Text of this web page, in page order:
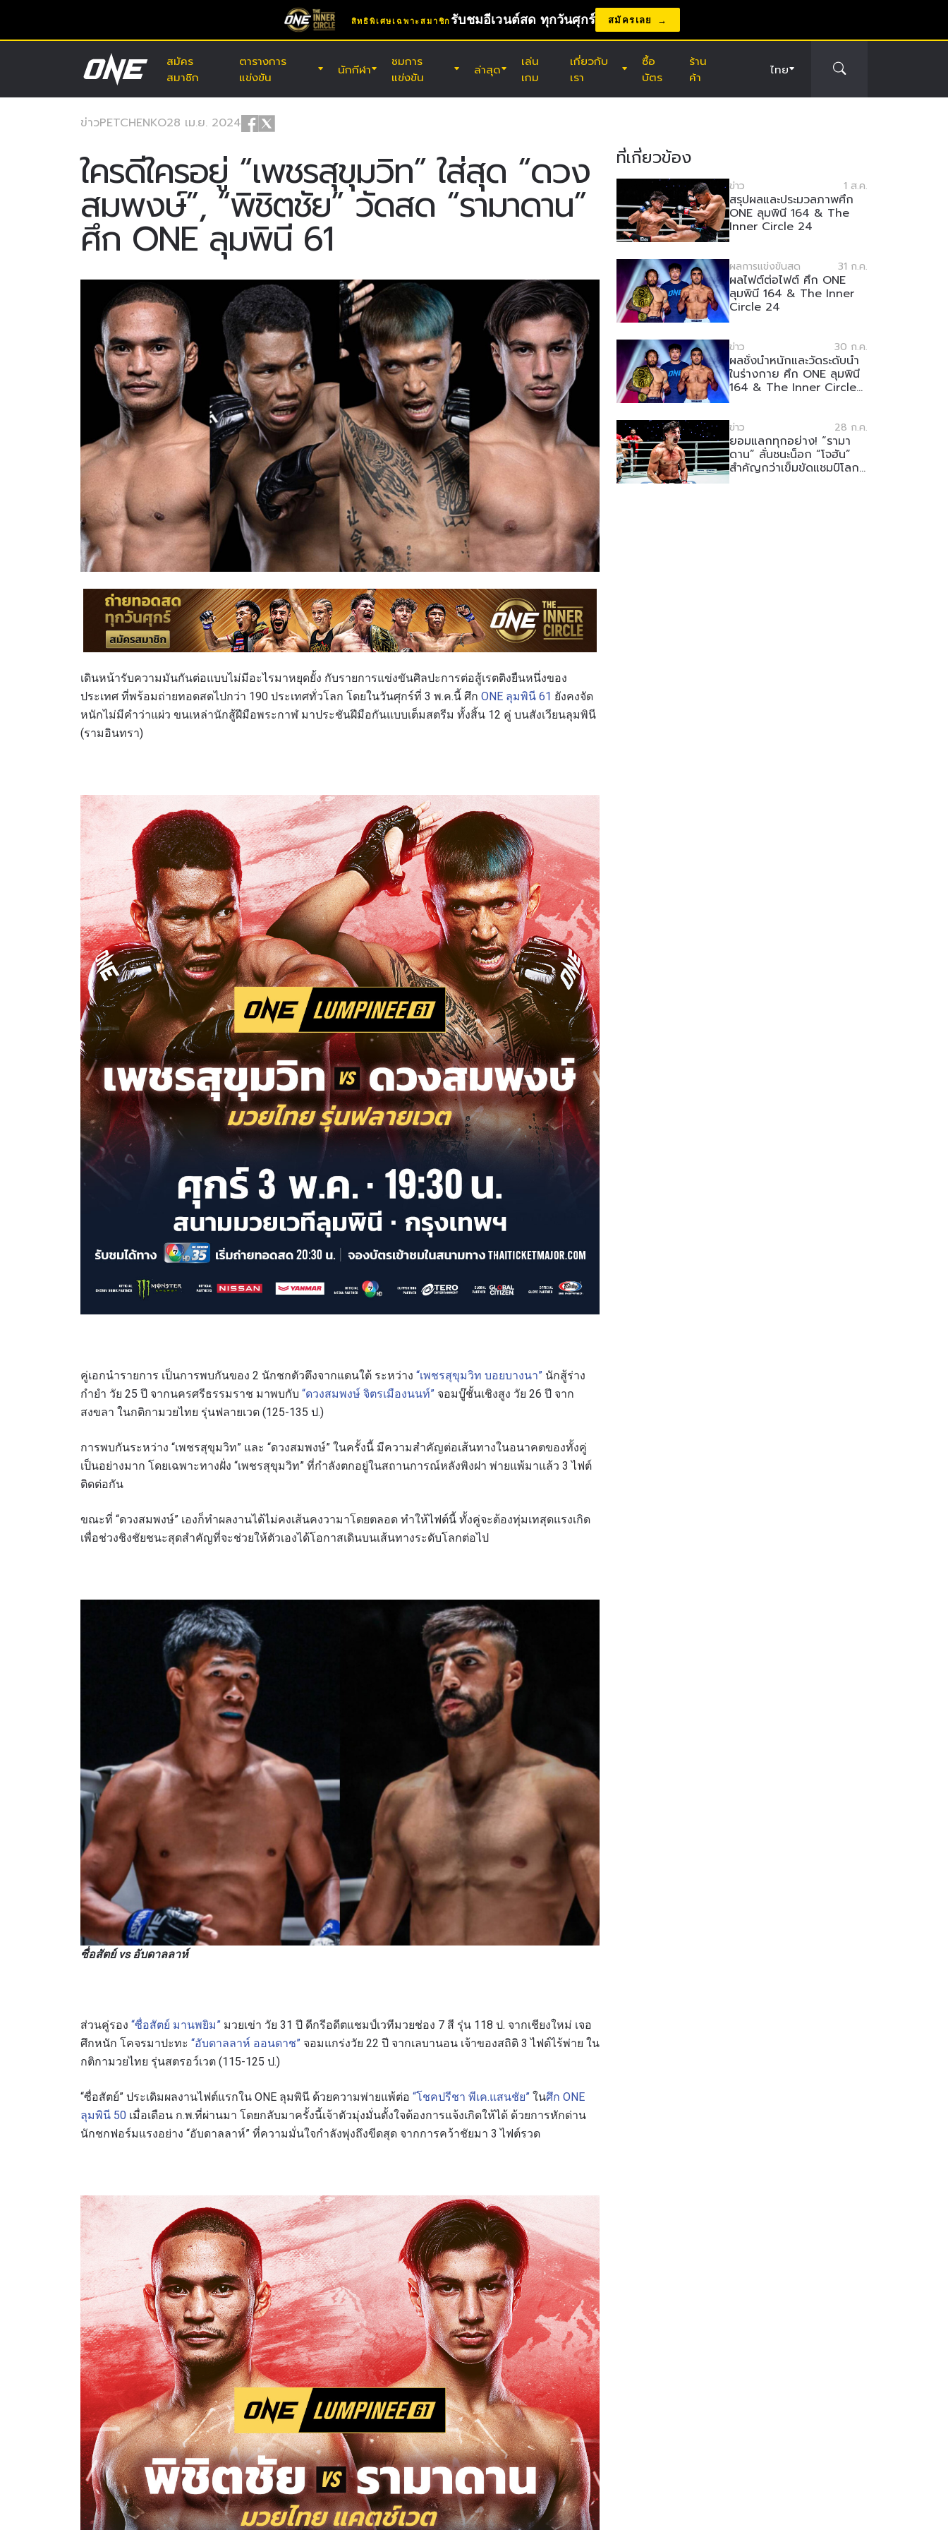
สิทธิพิเศษเฉพาะสมาชิก รับชมอีเวนต์สด ทุกวันศุกร์ สมัครเลย
สมัคร
สมาชิก
ตารางการ
แข่งขัน
25
(ส.) 8 ส.ค. 8:30 น. UTC
เอบาระ เวฟ อารีนา โอตะ, โตเกียว
นักกีฬา
ชมการ
แข่งขัน
ล่าสุด
เล่น
เกม
เกี่ยวกับ
เรา
ซื้อ
บัตร
ร้าน
ค้า
ไทย
ข่าวPETCHENKO28 เม.ย. 2024
ใครดีใครอยู่ “เพชรสุขุมวิท” ใส่สุด “ดวง
สมพงษ์”, “พิชิตชัย” วัดสด “รามาดาน”
ศึก ONE ลุมพินี 61
เดินหน้ารับความมันกันต่อแบบไม่มีอะไรมาหยุดยั้ง กับรายการแข่งขันศิลปะการต่อสู้เรตติงยืนหนึ่งของ
ประเทศ ที่พร้อมถ่ายทอดสดไปกว่า 190 ประเทศทั่วโลก โดยในวันศุกร์ที่ 3 พ.ค.นี้ ศึก ONE ลุมพินี 61 ยังคงจัด
หนักไม่มีคำว่าแผ่ว ขนเหล่านักสู้ฝีมือพระกาฬ มาประชันฝีมือกันแบบเต็มสตรีม ทั้งสิ้น 12 คู่ บนสังเวียนลุมพินี
(รามอินทรา)
คู่เอกนำรายการ เป็นการพบกันของ 2 นักชกตัวตึงจากแดนใต้ ระหว่าง “เพชรสุขุมวิท บอยบางนา” นักสู้ร่าง
กำยำ วัย 25 ปี จากนครศรีธรรมราช มาพบกับ “ดวงสมพงษ์ จิตรเมืองนนท์” จอมบู๊ชั้นเชิงสูง วัย 26 ปี จาก
สงขลา ในกติกามวยไทย รุ่นฟลายเวต (125-135 ป.)
การพบกันระหว่าง “เพชรสุขุมวิท” และ “ดวงสมพงษ์” ในครั้งนี้ มีความสำคัญต่อเส้นทางในอนาคตของทั้งคู่
เป็นอย่างมาก โดยเฉพาะทางฝั่ง “เพชรสุขุมวิท” ที่กำลังตกอยู่ในสถานการณ์หลังพิงฝา พ่ายแพ้มาแล้ว 3 ไฟต์
ติดต่อกัน
ขณะที่ “ดวงสมพงษ์” เองก็ทำผลงานได้ไม่คงเส้นคงวามาโดยตลอด ทำให้ไฟต์นี้ ทั้งคู่จะต้องทุ่มเทสุดแรงเกิด
เพื่อช่วงชิงชัยชนะสุดสำคัญที่จะช่วยให้ตัวเองได้โอกาสเดินบนเส้นทางระดับโลกต่อไป
ซื่อสัตย์ vs อับดาลลาห์
ส่วนคู่รอง “ซื่อสัตย์ มานพยิม” มวยเข่า วัย 31 ปี ดีกรีอดีตแชมป์เวทีมวยช่อง 7 สี รุ่น 118 ป. จากเชียงใหม่ เจอ
ศึกหนัก โคจรมาปะทะ “อับดาลลาห์ ออนดาช” จอมแกร่งวัย 22 ปี จากเลบานอน เจ้าของสถิติ 3 ไฟต์ไร้พ่าย ใน
กติกามวยไทย รุ่นสตรอว์เวต (115-125 ป.)
“ซื่อสัตย์” ประเดิมผลงานไฟต์แรกใน ONE ลุมพินี ด้วยความพ่ายแพ้ต่อ “โชคปรีชา พีเค.แสนชัย” ในศึก ONE
ลุมพินี 50 เมื่อเดือน ก.พ.ที่ผ่านมา โดยกลับมาครั้งนี้เจ้าตัวมุ่งมั่นตั้งใจต้องการแจ้งเกิดให้ได้ ด้วยการหักด่าน
นักชกฟอร์มแรงอย่าง “อับดาลลาห์” ที่ความมั่นใจกำลังพุ่งถึงขีดสุด จากการคว้าชัยมา 3 ไฟต์รวด
ที่เกี่ยวข้อง
ข่าว 1 ส.ค.
สรุปผลและประมวลภาพศึก
ONE ลุมพินี 164 & The
Inner Circle 24
ผลการแข่งขันสด 31 ก.ค.
ผลไฟต์ต่อไฟต์ ศึก ONE
ลุมพินี 164 & The Inner
Circle 24
ข่าว 30 ก.ค.
ผลชั่งน้ำหนักและวัดระดับน้ำ
ในร่างกาย ศึก ONE ลุมพินี
164 & The Inner Circle
ข่าว 28 ก.ค.
ยอมแลกทุกอย่าง! “รามา
ดาน” ลั่นชนะน็อก “โจฮัน”
สำคัญกว่าเข็มขัดแชมป์โลก
คู่แข่ง
ดูไฮไลต์การแข่งขัน
สมัครเพื่อไม่พลาดข่าวเด็ด
เพื่อไม่พลาดข่าวสารของ ONE รีบลงทะเบียนตอนนี้ เพื่อรับข้อมูลอัปเดตล่าสุด
อีเมล
สมัคร
การส่งแบบฟอร์มนี้ถือว่าท่านให้ความยินยอมให้เรารวบรวม ใช้งาน และเปิด
เผยข้อมูลของท่านภายใต้นโยบายความเป็นส่วนตัวของเรา ท่านสามารถยกเลิก
การสมัครรับข่าวสารได้ตลอดเวลา